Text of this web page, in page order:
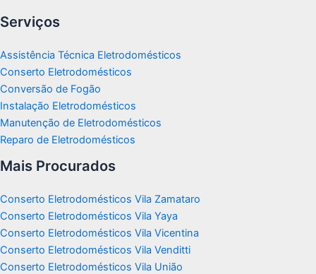
Serviços
Assistência Técnica Eletrodomésticos
Conserto Eletrodomésticos
Conversão de Fogão
Instalação Eletrodomésticos
Manutenção de Eletrodomésticos
Reparo de Eletrodomésticos
Mais Procurados
Conserto Eletrodomésticos Vila Zamataro
Conserto Eletrodomésticos Vila Yaya
Conserto Eletrodomésticos Vila Vicentina
Conserto Eletrodomésticos Vila Venditti
Conserto Eletrodomésticos Vila União